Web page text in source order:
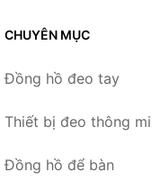
CHUYÊN MỤC
Đồng hồ đeo tay
Thiết bị đeo thông
Đồng hồ để bàn